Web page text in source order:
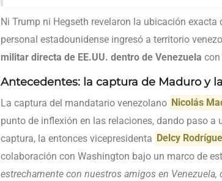
Ni Trump ni Hegseth revelaron la ubicación
personal estadounidense ingresó a territorio
militar directa de EE.UU. dentro de Venezuela con
Antecedentes: la captura de Maduro y
La captura del mandatario venezolano Nicolás
punto de inflexión en las relaciones, dando paso
captura, la entonces vicepresidenta Delcy
colaboración con Washington bajo un marco de
estrechamente con nuestros amigos en